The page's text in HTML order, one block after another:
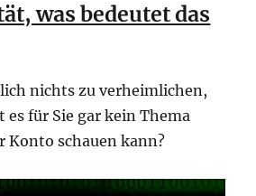
was bedeutet das
nichts zu verheimlichen,
es für Sie gar kein Thema
Konto schauen kann?